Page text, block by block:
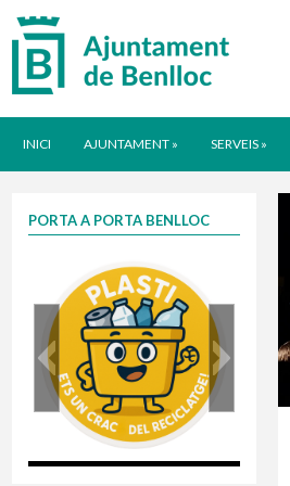
INICI AJUNTAMENT » SERVEIS »
PORTA A PORTA BENLLOC